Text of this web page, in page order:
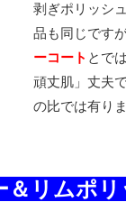
剥ぎポリッシ
品も同じです
ーコート とで
頑丈肌」丈夫
の比では有りま
リムポ